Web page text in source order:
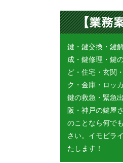
鍵・鍵交換・鍵
成・鍵修理・鍵
ど・住宅・玄関
ク・金庫・ロッ
鍵の救急・緊急
阪・神戸の鍵屋
のことなら何で
さい。イモビラ
たします！